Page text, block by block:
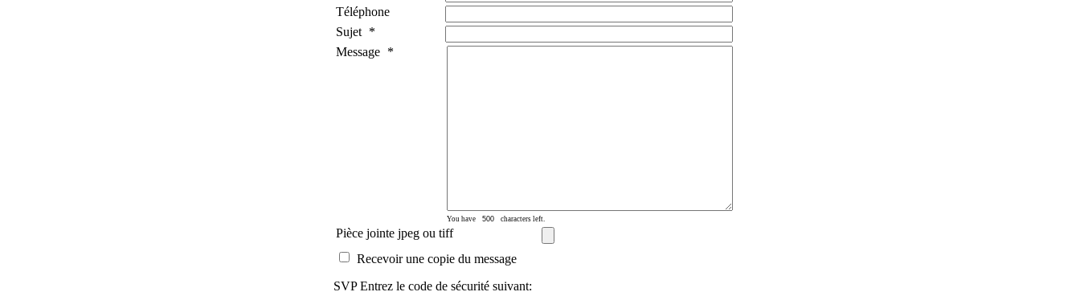
Téléphone
Sujet
*
Message
*
You have characters left.
Pièce jointe jpeg ou tiff
Recevoir une copie du message
SVP Entrez le code de sécurité suivant: